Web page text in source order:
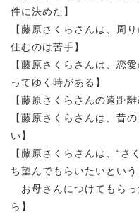
件に決めた】
【藤原さくらさんは、周
住むのは苦手】
【藤原さくらさんは、恋
ってゆく時がある】
【藤原さくらさんの遠距
【藤原さくらさんは、昔
い】
【藤原さくらさんは、“
ち望んでもらいたいとい
お母さんにつけてもら
ら】